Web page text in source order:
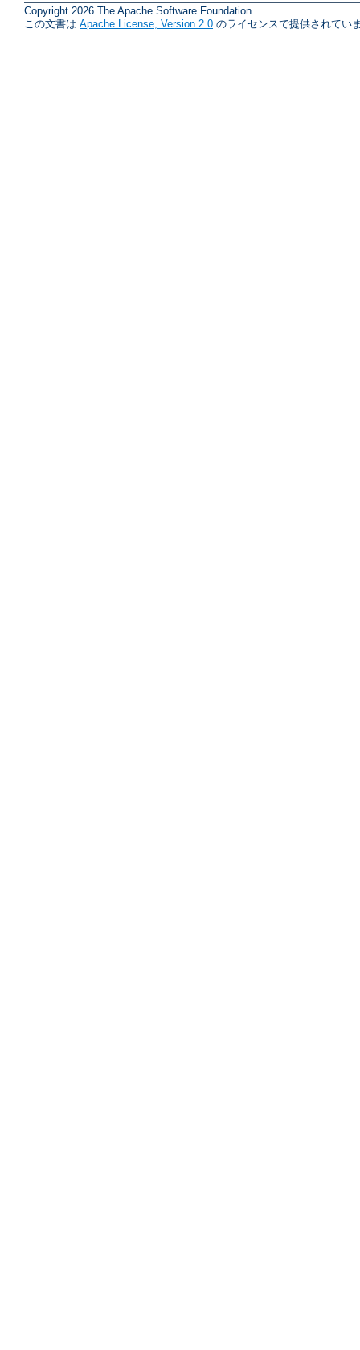
Copyright 2026 The Apache Software Foundation.
この文書は Apache License, Version 2.0 のライセンスで提供されてい